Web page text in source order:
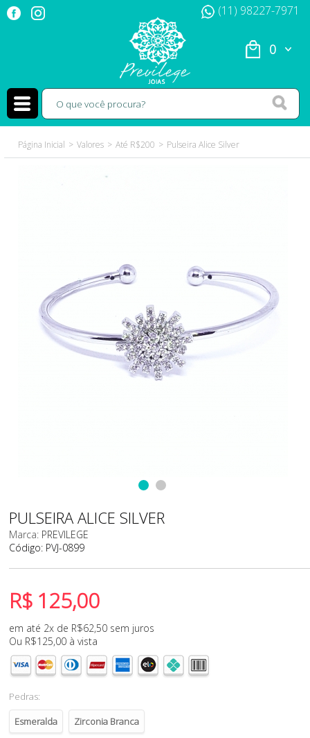
(11) 98227-7971
0
Página Inicial Valores Até R$200 Pulseira Alice Silver
PULSEIRA ALICE SILVER
Marca: PREVILEGE
Código: PVJ-0899
R$ 125,00
em até 2x de R$62,50sem juros
Ou R$125,00à vista
Pedras:
Esmeralda
Zirconia Branca